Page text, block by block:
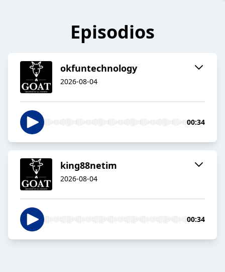
Episodios
okfuntechnology
2026-08-04
00:34
king88netim
2026-08-04
00:34